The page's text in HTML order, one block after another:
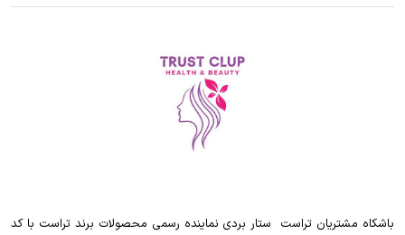
باشکاه مشتریان تراست ‌ ‌ستار بردی نماینده رسمی محصولات برند تراست با کد